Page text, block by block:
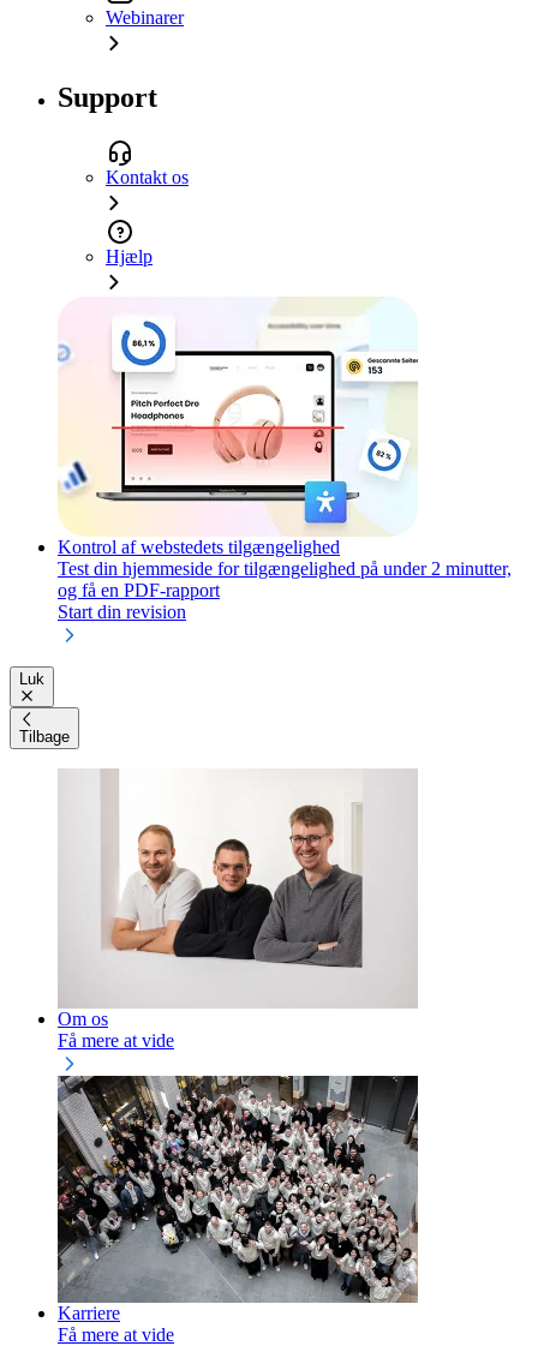
Webinarer
Support
Kontakt os
Hjælp
Kontrol af webstedets tilgængelighed
Test din hjemmeside for tilgængelighed på under 2 minutter,
og få en PDF-rapport
Start din revision
Luk
Tilbage
Om os
Få mere at vide
Karriere
Få mere at vide